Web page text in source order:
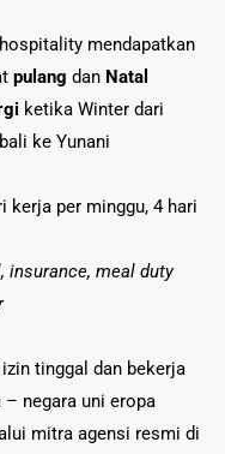
mendapatkan
pulang dan Natal
ketika Winter dari
ke Yunani
kerja per minggu, 4 hari
insurance, meal duty
tinggal dan bekerja
negara uni eropa
mitra agensi resmi di